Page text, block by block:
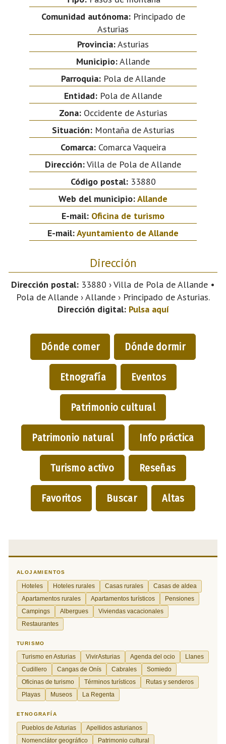
Comunidad autónoma:Principado de
Asturias
Provincia:Asturias
Municipio:Allande
Parroquia:Pola de Allande
Entidad: Pola de Allande
Zona:Occidente de Asturias
Situación:Montaña de Asturias
Comarca:Comarca Vaqueira
Dirección:Villa de Pola de Allande
Código postal:33880
Web del municipio:Allande
E-mail: Oficina de turismo
E-mail:Ayuntamiento de Allande
Dirección
Dirección postal: 33880 › Villa de Pola de Allande •
Pola de Allande › Allande › Principado de Asturias.
Dirección digital: Pulsa aquí
Dónde comer Dónde dormir
Etnografía Eventos
Patrimonio cultural
Patrimonio natural Info práctica
Turismo activo Reseñas
Favoritos Buscar Altas